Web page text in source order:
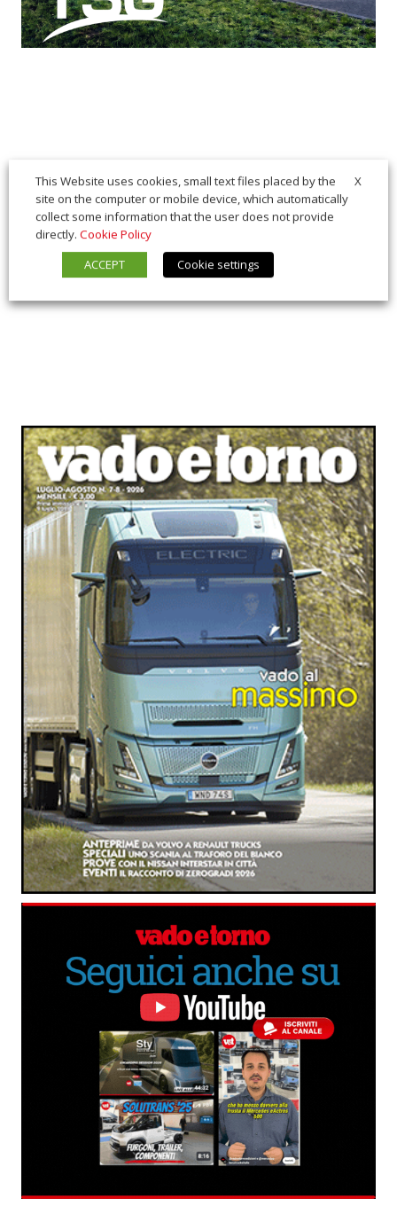
X
This Website uses cookies, small text files placed by the
site on the computer or mobile device, which automatically
collect some information that the user does not provide
directly. Cookie Policy
ACCEPT
Cookie settings